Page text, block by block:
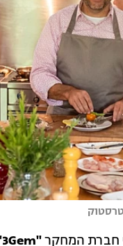
חברת המחקר"3Gem"